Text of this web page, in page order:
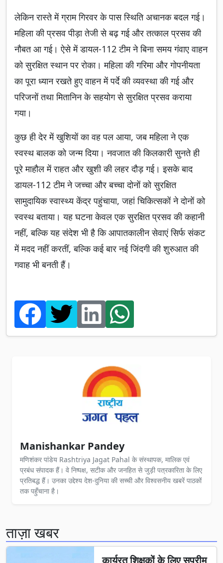
लेकिन रास्ते में ग्राम गिरवर के पास स्थिति अचानक बदल गई।
महिला की प्रसव पीड़ा तेजी से बढ़ गई और तत्काल प्रसव की
नौबत आ गई। ऐसे में डायल-112 टीम ने बिना समय गंवाए वाहन
को सुरक्षित स्थान पर रोका। महिला की गरिमा और गोपनीयता
का पूरा ध्यान रखते हुए वाहन में पर्दे की व्यवस्था की गई और
परिजनों तथा मितानिन के सहयोग से सुरक्षित प्रसव कराया
गया।
कुछ ही देर में खुशियों का वह पल आया, जब महिला ने एक
स्वस्थ बालक को जन्म दिया। नवजात की किलकारी सुनते ही
पूरे माहौल में राहत और खुशी की लहर दौड़ गई। इसके बाद
डायल-112 टीम ने जच्चा और बच्चा दोनों को सुरक्षित
सामुदायिक स्वास्थ्य केंद्र पहुंचाया, जहां चिकित्सकों ने दोनों को
स्वस्थ बताया। यह घटना केवल एक सुरक्षित प्रसव की कहानी
नहीं, बल्कि यह संदेश भी है कि आपातकालीन सेवाएं सिर्फ संकट
में मदद नहीं करतीं, बल्कि कई बार नई जिंदगी की शुरुआत की
गवाह भी बनती हैं।
Manishankar Pandey
मणिशंकर पांडेय Rashtriya Jagat Pahal के संस्थापक, मालिक एवं
प्रबंध संपादक हैं। वे निष्पक्ष, सटीक और जनहित से जुड़ी पत्रकारिता के लिए
प्रतिबद्ध हैं। उनका उद्देश्य देश-दुनिया की सच्ची और विश्वसनीय खबरें पाठकों
तक पहुँचाना है।
ताज़ा खबर